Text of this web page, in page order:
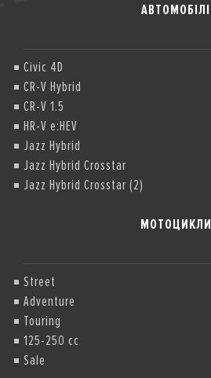
АВТОМОБІЛІ
Civic 4D
CR-V Hybrid
CR-V 1.5
HR-V e:HEV
Jazz Hybrid
Jazz Hybrid Crosstar
Jazz Hybrid Crosstar (2)
МОТОЦИКЛИ
Street
Adventure
Touring
125-250 cc
Sale